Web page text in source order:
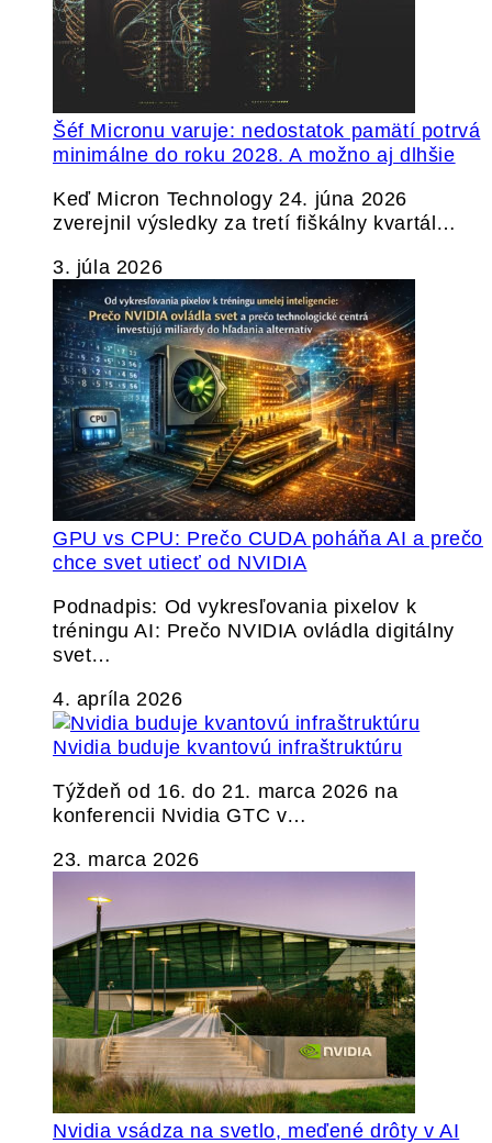
Šéf Micronu varuje: nedostatok pamätí potrvá
minimálne do roku 2028. A možno aj dlhšie
Keď Micron Technology 24. júna 2026
zverejnil výsledky za tretí fiškálny kvartál…
3. júla 2026
GPU vs CPU: Prečo CUDA poháňa AI a prečo
chce svet utiecť od NVIDIA
Podnadpis: Od vykresľovania pixelov k
tréningu AI: Prečo NVIDIA ovládla digitálny
svet…
4. apríla 2026
Nvidia buduje kvantovú infraštruktúru
Týždeň od 16. do 21. marca 2026 na
konferencii Nvidia GTC v…
23. marca 2026
Nvidia vsádza na svetlo, meďené drôty v AI